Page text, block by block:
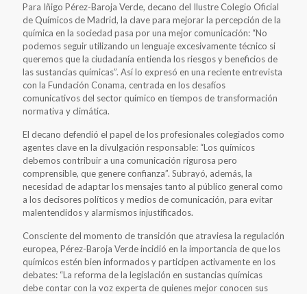
Para Iñigo Pérez-Baroja Verde, decano del Ilustre Colegio Oficial
de Químicos de Madrid, la clave para mejorar la percepción de la
química en la sociedad pasa por una mejor comunicación: “No
podemos seguir utilizando un lenguaje excesivamente técnico si
queremos que la ciudadanía entienda los riesgos y beneficios de
las sustancias químicas”. Así lo expresó en una reciente entrevista
con la Fundación Conama, centrada en los desafíos
comunicativos del sector químico en tiempos de transformación
normativa y climática.
El decano defendió el papel de los profesionales colegiados como
agentes clave en la divulgación responsable: “Los químicos
debemos contribuir a una comunicación rigurosa pero
comprensible, que genere confianza”. Subrayó, además, la
necesidad de adaptar los mensajes tanto al público general como
a los decisores políticos y medios de comunicación, para evitar
malentendidos y alarmismos injustificados.
Consciente del momento de transición que atraviesa la regulación
europea, Pérez-Baroja Verde incidió en la importancia de que los
químicos estén bien informados y participen activamente en los
debates: “La reforma de la legislación en sustancias químicas
debe contar con la voz experta de quienes mejor conocen sus